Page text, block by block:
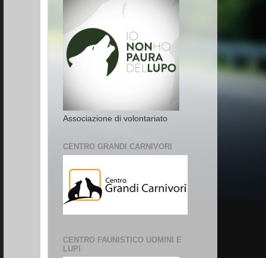
Associazione di volontariato
CENTRO GRANDI CARNIVORI
CENTRO FAUNISTICO UOMINI E
LUPI